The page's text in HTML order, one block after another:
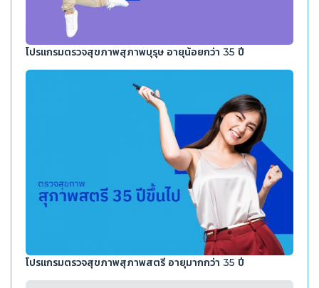
โปรแกรมตรวจสุขภาพสุภาพบุรุษ อายุน้อยกว่า 35 ปี
โปรแกรมตรวจสุขภาพสุภาพสตรี อายุมากกว่า 35 ปี